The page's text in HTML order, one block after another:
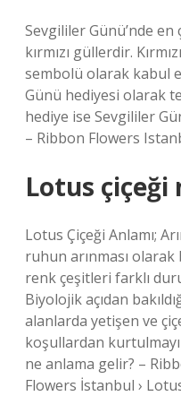
Sevgililer Günü’nde
kırmızı güllerdir.
sembolü olarak kabul
Günü hediyesi olarak
hediye ise Sevgililer
– Ribbon Flowers
Lotus çiçeği
Lotus Çiçeği Anlamı;
ruhun arınması
renk çeşitleri farklı
Biyolojik açıdan
alanlarda yetişen ve
koşullardan
ne anlama gelir? –
Flowers İstanbul ›